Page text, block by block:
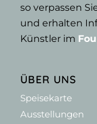
so verpassen
und erhalten
Künstler im
ÜBER UNS
Speisekarte
Ausstellungen